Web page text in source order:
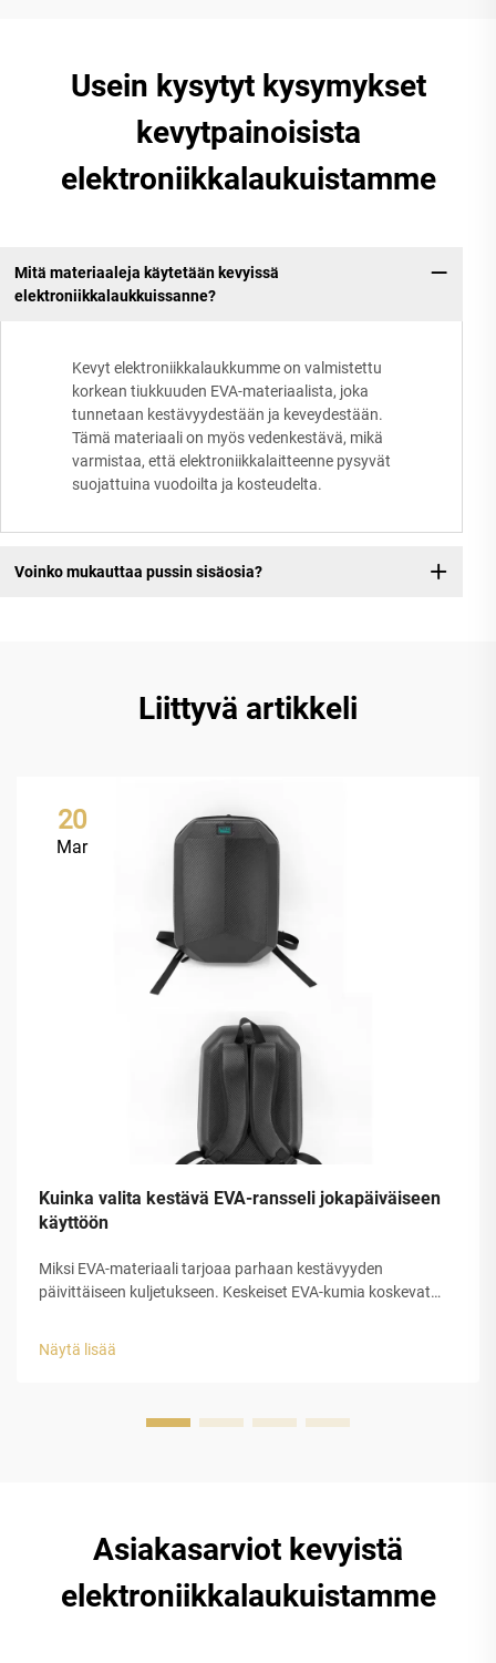
Usein kysytyt kysymykset
kevytpainoisista
elektroniikkalaukuistamme
Mitä materiaaleja käytetään kevyissä
elektroniikkalaukkuissanne?
Kevyt elektroniikkalaukkumme on valmistettu
korkean tiukkuuden EVA-materiaalista, joka
tunnetaan kestävyydestään ja keveydestään.
Tämä materiaali on myös vedenkestävä, mikä
varmistaa, että elektroniikkalaitteenne pysyvät
suojattuina vuodoilta ja kosteudelta.
Voinko mukauttaa pussin sisäosia?
Liittyvä artikkeli
20
Mar
Kuinka valita kestävä EVA-ransseli jokapäiväiseen
käyttöön
Miksi EVA-materiaali tarjoaa parhaan kestävyyden
päivittäiseen kuljetukseen. Keskeiset EVA-kumia koskevat
EVA-kumi erottautuu todella hyvin päivittäiseen kuljetukseen,
koska sen kolme pääominaisuutta tekevät siitä...
Näytä lisää
Asiakasarviot kevyistä
elektroniikkalaukuistamme